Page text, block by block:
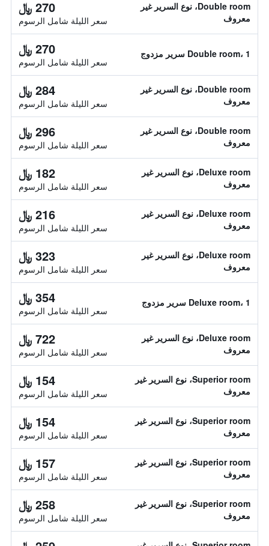
Double room، نوع السرير غير
معروف
270 ﷼
سعر الليلة شامل الرسوم
Double room، 1 سرير مزدوج 270 ﷼
سعر الليلة شامل الرسوم
Double room، نوع السرير غير
معروف
284 ﷼
سعر الليلة شامل الرسوم
Double room، نوع السرير غير
معروف
296 ﷼
سعر الليلة شامل الرسوم
Deluxe room، نوع السرير غير
معروف
182 ﷼
سعر الليلة شامل الرسوم
Deluxe room، نوع السرير غير
معروف
216 ﷼
سعر الليلة شامل الرسوم
Deluxe room، نوع السرير غير
معروف
323 ﷼
سعر الليلة شامل الرسوم
Deluxe room، 1 سرير مزدوج 354 ﷼
سعر الليلة شامل الرسوم
Deluxe room، نوع السرير غير
معروف
722 ﷼
سعر الليلة شامل الرسوم
Superior room، نوع السرير غير
معروف
154 ﷼
سعر الليلة شامل الرسوم
Superior room، نوع السرير غير
معروف
154 ﷼
سعر الليلة شامل الرسوم
Superior room، نوع السرير غير
معروف
157 ﷼
سعر الليلة شامل الرسوم
Superior room، نوع السرير غير
معروف
258 ﷼
سعر الليلة شامل الرسوم